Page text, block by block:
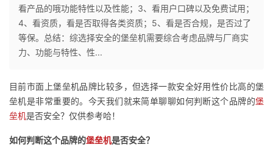
人
主
页
我
的
开
发
者
看产品的哦功能特性以及性能；3、看用户口碑以及免费试用；
4、看资质，看是否取得各类资质；5、看是否合规，是否过了
等保。总结：综选择安全的堡垒机需要综合考虑品牌与厂商实
力、功能与特性、性...
目前市面上堡垒机品牌比较多，但选择一款安全好用性价比高的堡
垒机是非常重要的。今天我们就来简单聊聊如何判断这个品牌的堡
垒机是否安全？仅供参考哈！
如何判断这个品牌的堡垒机是否安全？